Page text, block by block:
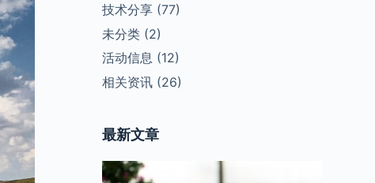
技术分享(77)
未分类(2)
活动信息 (12)
相关资讯(26)
最新文章